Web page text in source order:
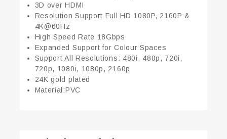
3D over HDMI
Resolution Support Full HD 1080P, 2160P &
4K@60Hz
High Speed Rate 18Gbps
Expanded Support for Colour Spaces
Support All Resolutions: 480i, 480p, 720i,
720p, 1080i, 1080p, 2160p
24K gold plated
Material:PVC